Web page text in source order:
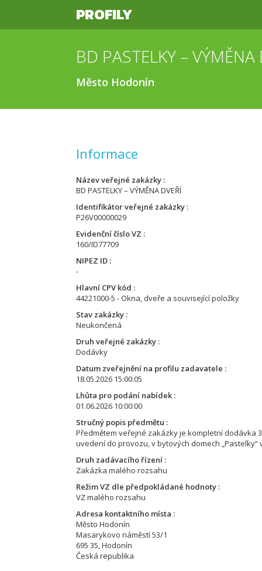
PROFILY
BD PASTELKY – VÝMĚNA
Město Hodonín
Informace
Název veřejné zakázky
BD PASTELKY – VÝMĚNA DVEŘÍ
Identifikátor veřejné zakázky
P26V00000029
Evidenční číslo VZ
160/ID77709
NIPEZ ID
-
Hlavní CPV kód
44221000-5 - Okna, dveře a související položky
Stav zakázky
Neukončená
Druh veřejné zakázky
Dodávky
Datum zveřejnění na profilu zadavatele
18.05.2026 15:00:05
Lhůta pro podání nabídek
01.06.2026 10:00:00
Stručný popis předmětu
Předmětem veřejné zakázky je kompletní dodávka
uvedení do provozu, v bytových domech „Pastelky“
Druh zadávacího řízení
Zakázka malého rozsahu
Režim VZ dle předpokládané hodnoty
VZ malého rozsahu
Adresa kontaktního místa
Město Hodonín
Masarykovo náměstí 53/1
695 35, Hodonín
Česká republika